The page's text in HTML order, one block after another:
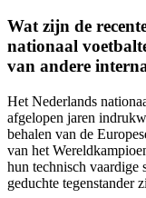
Wat zijn de
nationaal
van andere
Het Nederlands
afgelopen jaren
behalen van de
van het
hun technisch vaardige
geduchte tegenstander